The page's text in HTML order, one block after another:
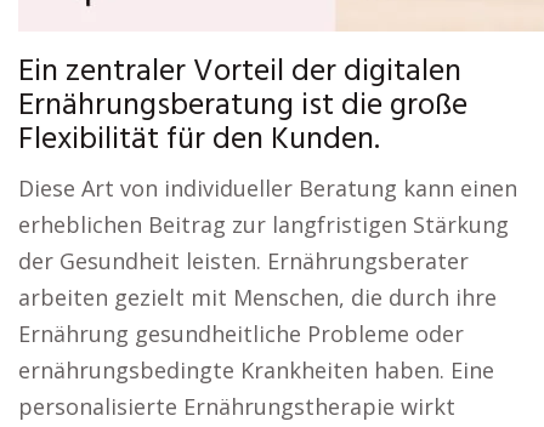
Ein zentraler Vorteil der digitalen
Ernährungsberatung ist die große
Flexibilität für den Kunden.
Diese Art von individueller Beratung kann einen
erheblichen Beitrag zur langfristigen Stärkung
der Gesundheit leisten. Ernährungsberater
arbeiten gezielt mit Menschen, die durch ihre
Ernährung gesundheitliche Probleme oder
ernährungsbedingte Krankheiten haben. Eine
personalisierte Ernährungstherapie wirkt